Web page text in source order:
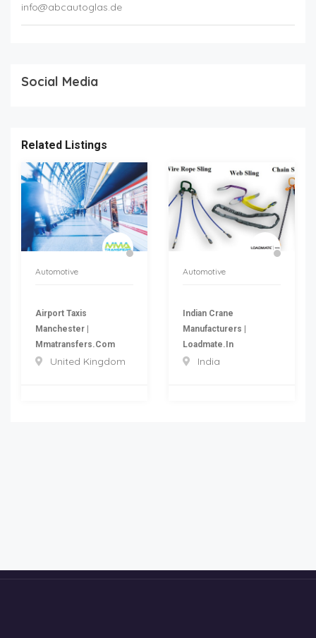
info@abcautoglas.de
Social Media
Related Listings
Automotive
Airport Taxis
Manchester |
Mmatransfers.com
United Kingdom
Automotive
Indian Crane
Manufacturers |
Loadmate.in
India